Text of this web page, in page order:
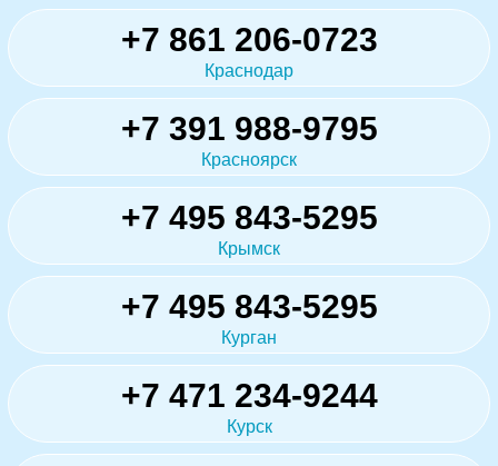
+7 861 206-0723
Краснодар
+7 391 988-9795
Красноярск
+7 495 843-5295
Крымск
+7 495 843-5295
Курган
+7 471 234-9244
Курск